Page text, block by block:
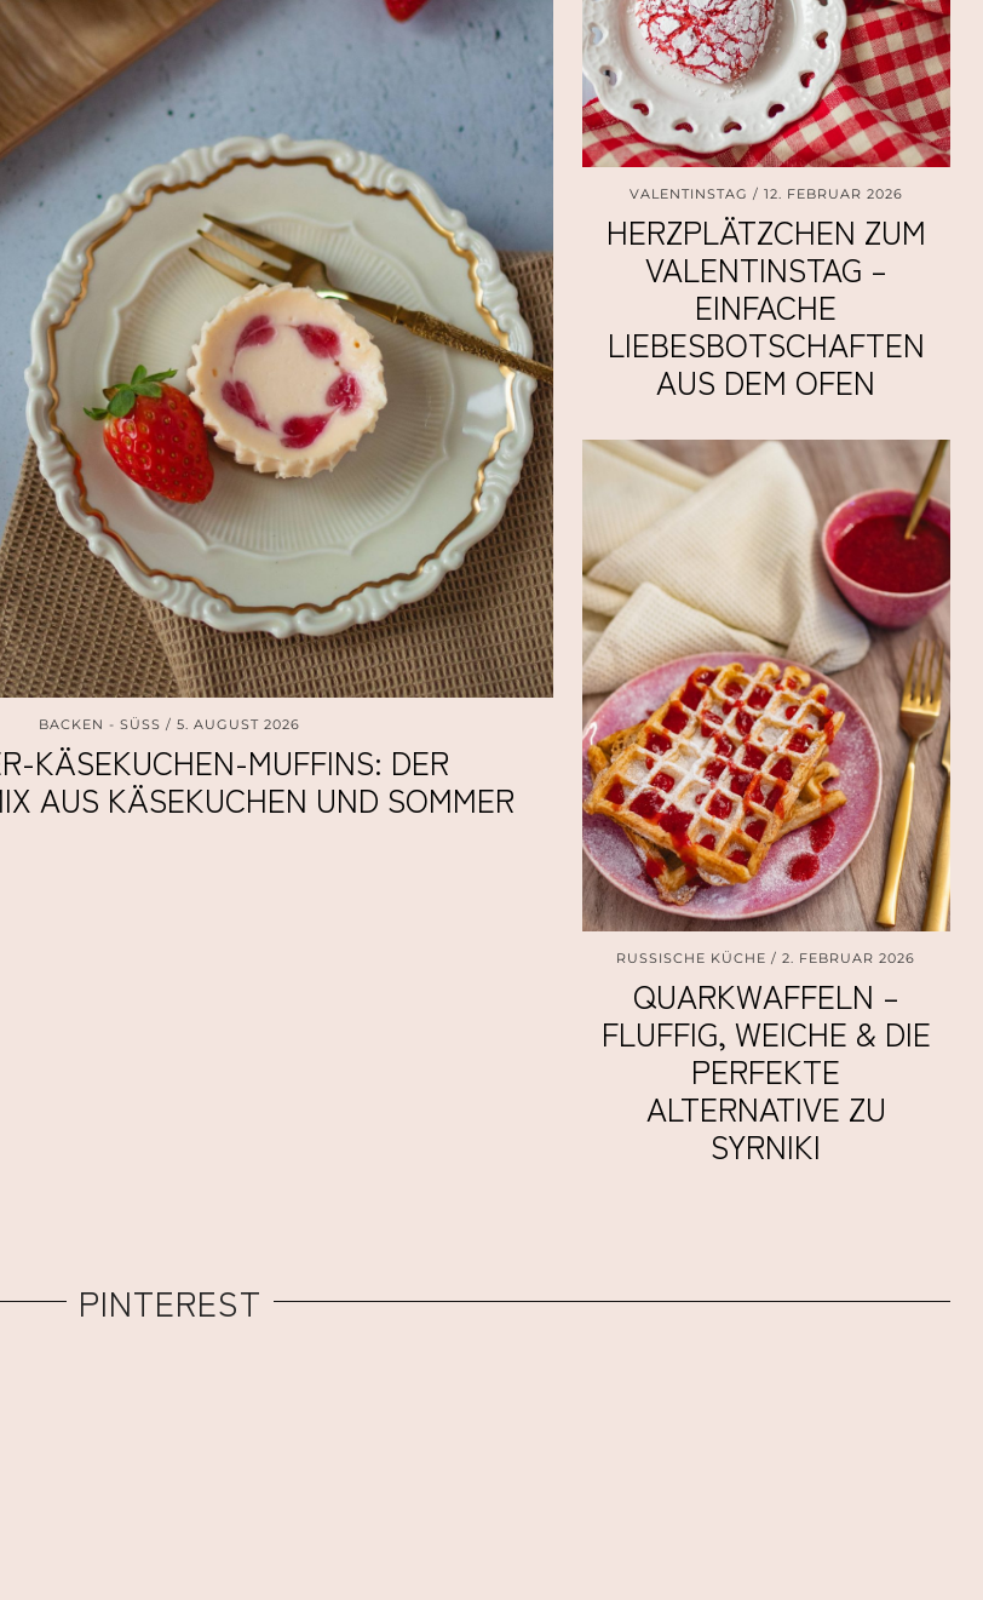
BACKEN - SÜSS 5. AUGUST 2026
KÄSEKUCHEN-MUFFINS: DER
AUS KÄSEKUCHEN UND SOMMER
VALENTINSTAG 12. FEBRUAR 2026
HERZPLÄTZCHEN ZUM
VALENTINSTAG –
EINFACHE
LIEBESBOTSCHAFTEN
AUS DEM OFEN
RUSSISCHE KÜCHE 2. FEBRUAR 2026
QUARKWAFFELN –
FLUFFIG, WEICHE & DIE
PERFEKTE
ALTERNATIVE ZU
SYRNIKI
PINTEREST